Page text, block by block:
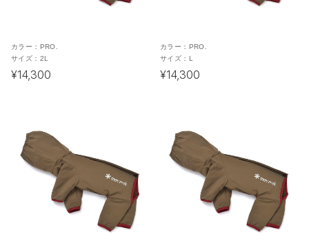
カラー： PRO.
サイズ： 2L
¥14,300
カラー： PRO.
サイズ： L
¥14,300